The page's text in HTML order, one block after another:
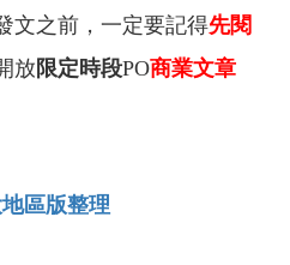
文之前，一定要記得先閱
放 限定時段PO商業文章
區版整理